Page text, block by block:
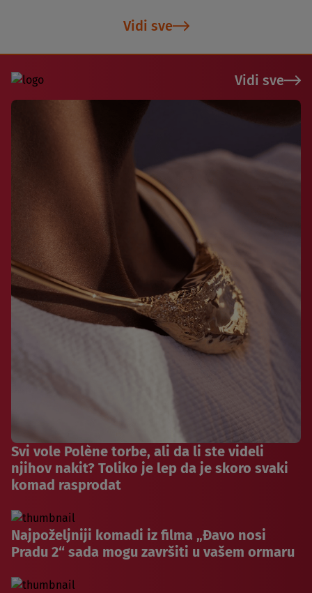
Vidi sve
Vidi sve
Svi vole Polène torbe, ali da li ste videli
njihov nakit? Toliko je lep da je skoro svaki
komad rasprodat
Najpoželjniji komadi iz filma „Đavo nosi
Pradu 2“ sada mogu završiti u vašem ormaru